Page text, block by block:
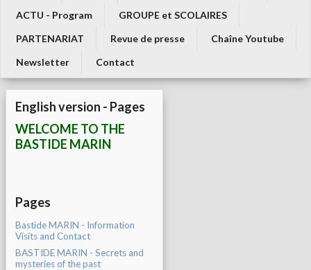
ACTU - Program
GROUPE et SCOLAIRES
PARTENARIAT
Revue de presse
Chaîne Youtube
Newsletter
Contact
English version - Pages
WELCOME TO THE
BASTIDE MARIN
Pages
Bastide MARIN - Information
Visits and Contact
BASTIDE MARIN - Secrets and
mysteries of the past